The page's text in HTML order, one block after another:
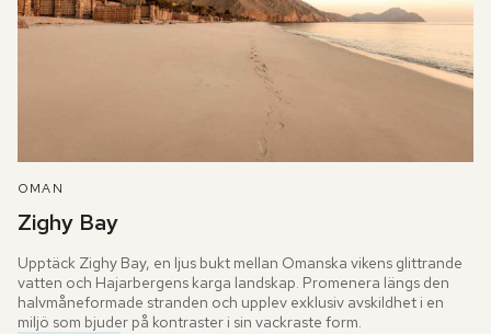
OMAN
Zighy Bay
Upptäck Zighy Bay, en ljus bukt mellan Omanska vikens glittrande
vatten och Hajarbergens karga landskap. Promenera längs den
halvmåneformade stranden och upplev exklusiv avskildhet i en
miljö som bjuder på kontraster i sin vackraste form.